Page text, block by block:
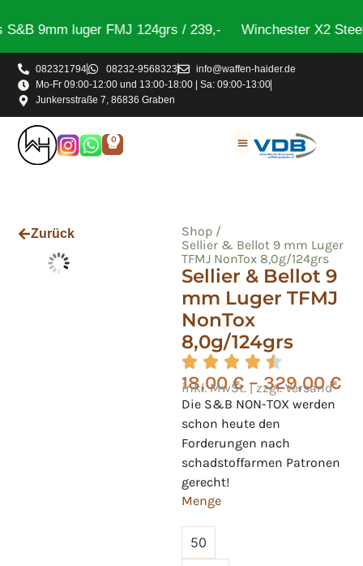
9mm luger FMJ 124grs / 239,- Winchester X2
082321794 08232-9568323
info@waffen-haider.de
Mo-Fr 09:00-12:00 und 13:00-18:00 | Sa: 09:00-13:00
Junkersstraße 7, 86836 Graben
0
Sellier & Bellot 9
mm Luger TFMJ
NonTox
8,0g/124grs
18,00€ –329,00€
inkl. MwSt. | zzgl. Versand
Die S&B NON-TOX werden
schon heute den
Forderungen nach
schadstoffarmen Patronen
gerecht!
Menge
50
Shop /
Sellier & Bellot 9 mm Luger
TFMJ NonTox 8,0g/124grs
Zurück